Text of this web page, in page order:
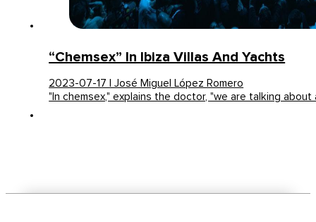
“Chemsex” In Ibiza Villas And Yachts
2023-07-17 | José Miguel López Romero
"In chemsex," explains the doctor, "we are talking about